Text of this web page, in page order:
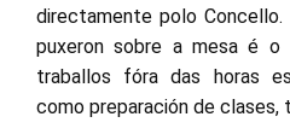
directamente polo
puxeron sobre a mesa é
traballos fóra das horas
como preparación de clases,